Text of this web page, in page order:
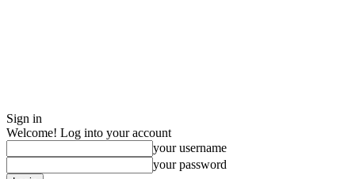
Sign in
Welcome! Log into your account
your username
your password